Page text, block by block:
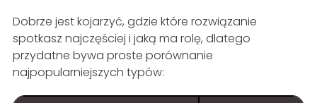
Dobrze jest kojarzyć, gdzie które rozwiązanie
spotkasz najczęściej i jaką ma rolę, dlatego
przydatne bywa proste porównanie
najpopularniejszych typów: